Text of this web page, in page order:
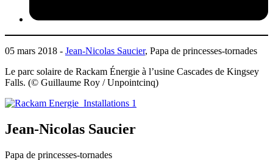
05 mars 2018 - Jean-Nicolas Saucier, Papa de princesses-tornades
Le parc solaire de Rackam Énergie à l’usine Cascades de Kingsey
Falls. (© Guillaume Roy / Unpointcinq)
Jean-Nicolas Saucier
Papa de princesses-tornades